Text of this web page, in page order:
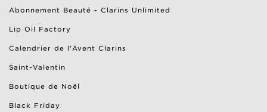
Abonnement Beauté - Clarins Unlimited
Lip Oil Factory
Calendrier de l'Avent Clarins
Saint-Valentin
Boutique de Noël
Black Friday